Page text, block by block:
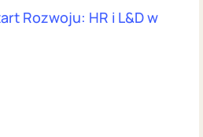
Rozwoju: HR i L&D w